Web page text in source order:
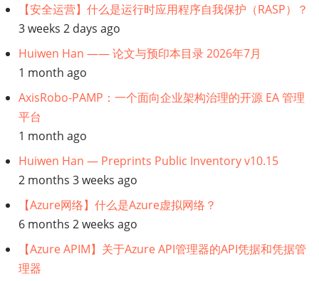
【安全运营】什么是运行时应用程序自我保护（RASP）？
3 weeks 2 days ago
Huiwen Han —— 论文与预印本目录 2026年7月
1 month ago
AxisRobo-PAMP：一个面向企业架构治理的开源 EA 管理
平台
1 month ago
Huiwen Han — Preprints Public Inventory v10.15
2 months 3 weeks ago
【Azure网络】什么是Azure虚拟网络？
6 months 2 weeks ago
【Azure APIM】关于Azure API管理器的API凭据和凭据管
理器